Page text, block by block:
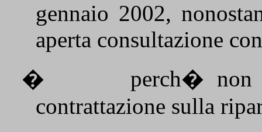
gennaio 2002,
aperta consultazione
�
perch�
contrattazione sulla